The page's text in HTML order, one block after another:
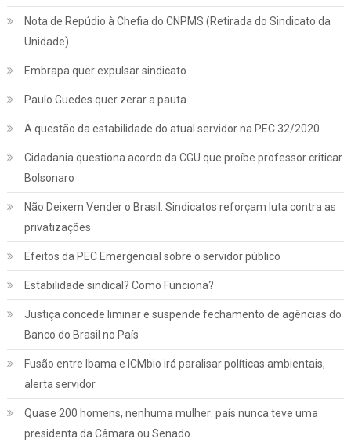
Nota de Repúdio à Chefia do CNPMS (Retirada do Sindicato da
Unidade)
Embrapa quer expulsar sindicato
Paulo Guedes quer zerar a pauta
A questão da estabilidade do atual servidor na PEC 32/2020
Cidadania questiona acordo da CGU que proíbe professor criticar
Bolsonaro
Não Deixem Vender o Brasil: Sindicatos reforçam luta contra as
privatizações
Efeitos da PEC Emergencial sobre o servidor público
Estabilidade sindical? Como Funciona?
Justiça concede liminar e suspende fechamento de agências do
Banco do Brasil no País
Fusão entre Ibama e ICMbio irá paralisar políticas ambientais,
alerta servidor
Quase 200 homens, nenhuma mulher: país nunca teve uma
presidenta da Câmara ou Senado
INSS: confira como vai funcionar a
revisão da vida toda, aprovada pelo STF